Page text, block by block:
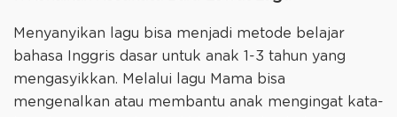
Menyanyikan lagu bisa menjadi metode belajar
bahasa Inggris dasar untuk anak 1-3 tahun yang
mengasyikkan. Melalui lagu Mama bisa
mengenalkan atau membantu anak mengingat kata-